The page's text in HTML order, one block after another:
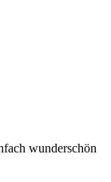
wunderschön